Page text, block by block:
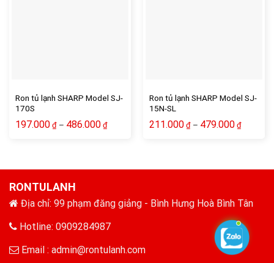
Ron tủ lạnh SHARP Model SJ-
170S
197.000 ₫– 486.000 ₫
Ron tủ lạnh SHARP Model SJ-
15N-SL
211.000 ₫– 479.000 ₫
RONTULANH
Địa chỉ: 99 phạm đăng giảng - Bình Hưng Hoà Bình Tân
Hotline: 0909284987
Email : admin@rontulanh.com